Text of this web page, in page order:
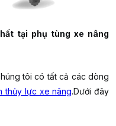
tại phụ tùng xe nâng
tôi có tất cả các dòng
thủy lực xe nâng.Dưới đây